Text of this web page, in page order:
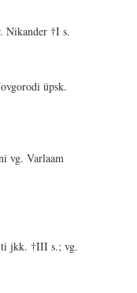
Nikander †I s.
üpsk.
vg. Varlaam
jkk. †III s.; vg.